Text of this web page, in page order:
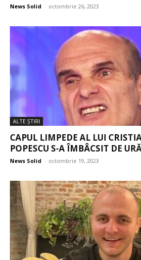
News Solid - octombrie 26, 2023
ALTE ŞTIRI
CAPUL LIMPEDE AL LUI
POPESCU S-A ÎMBÂCSIT DE
News Solid - octombrie 19, 2023